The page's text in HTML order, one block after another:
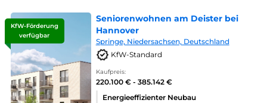
KfW-Förderung
verfügbar
Seniorenwohnen am Deister bei
Hannover
Springe, Niedersachsen, Deutschland
KfW-Standard
Kaufpreis:
220.100 € - 385.142 €
Energieeffizienter Neubau